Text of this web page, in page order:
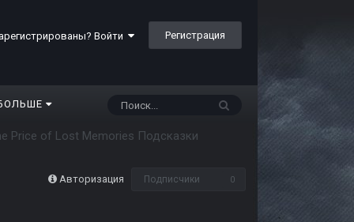
Войти Регистрация
Price of Lost Memories Подсказки
Авторизация Подписчики 0